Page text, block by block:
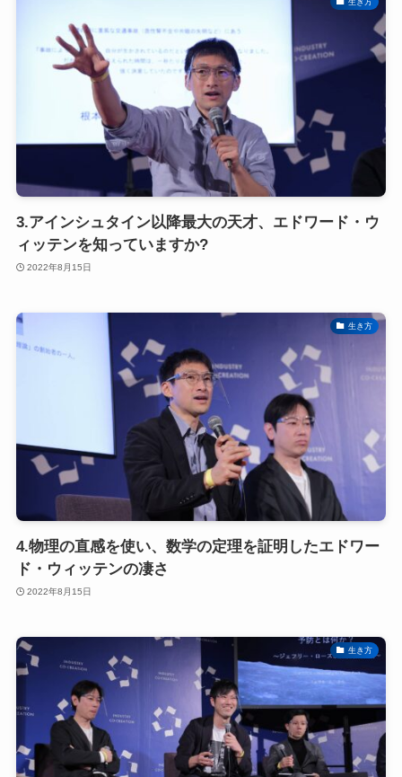
生き方
3.アインシュタイン以降最大の天才、エドワード・ウ
ィッテンを知っていますか?
2022年8月15日
生き方
4.物理の直感を使い、数学の定理を証明したエドワー
ド・ウィッテンの凄さ
2022年8月15日
生き方